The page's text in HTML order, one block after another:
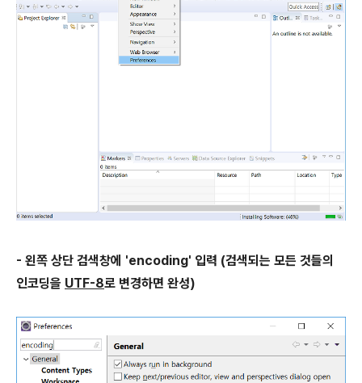
- 왼쪽 상단 검색창에 'encoding' 입력 (검색되는 모든 것들의
인코딩을 UTF-8로 변경하면 완성)